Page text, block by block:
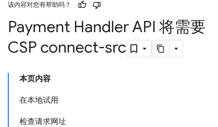
该内容对您有帮助吗？
Payment Handler API 将需要
CSP connect-src
本页内容
在本地试用
检查请求网址